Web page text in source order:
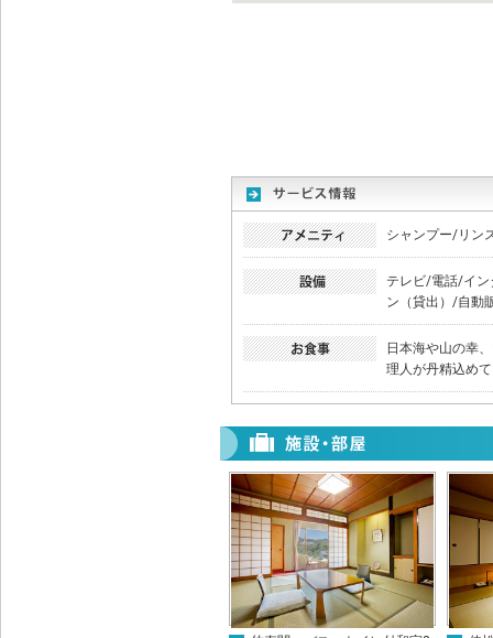
シャンプー/リン
テレビ/電話/イン
ン（貸出）/自動
日本海や山の幸
理人が丹精込め